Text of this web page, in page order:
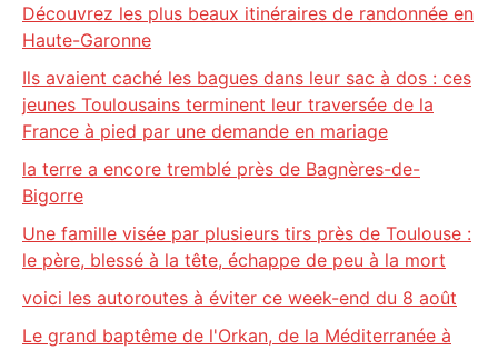
Découvrez les plus beaux itinéraires de randonnée en
Haute-Garonne
Ils avaient caché les bagues dans leur sac à dos : ces
jeunes Toulousains terminent leur traversée de la
France à pied par une demande en mariage
la terre a encore tremblé près de Bagnères-de-
Bigorre
Une famille visée par plusieurs tirs près de Toulouse :
le père, blessé à la tête, échappe de peu à la mort
voici les autoroutes à éviter ce week-end du 8 août
Le grand baptême de l'Orkan, de la Méditerranée à